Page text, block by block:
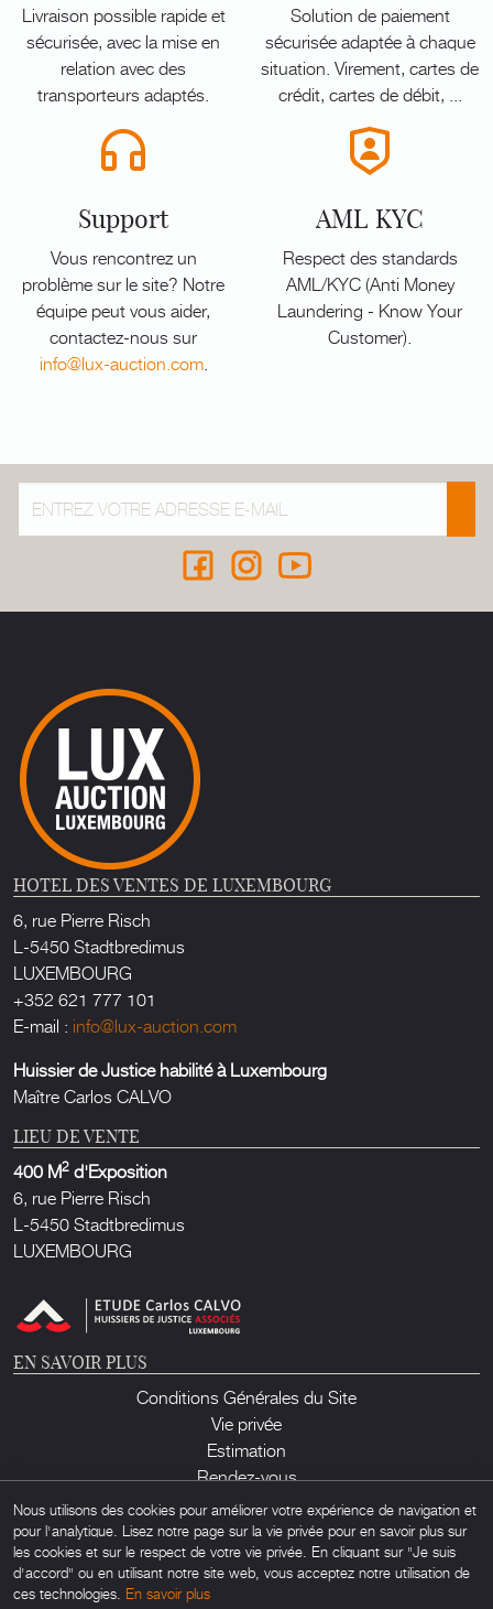
Livraison possible rapide et
sécurisée, avec la mise en
relation avec des
transporteurs adaptés.
Solution de paiement
sécurisée adaptée à chaque
situation. Virement, cartes de
crédit, cartes de débit, ...
Support
Vous rencontrez un
problème sur le site? Notre
équipe peut vous aider,
contactez-nous sur
info@lux-auction.com.
AML KYC
Respect des standards
AML/KYC (Anti Money
Laundering - Know Your
Customer).
HOTEL DES VENTES DE LUXEMBOURG
6, rue Pierre Risch
L-5450 Stadtbredimus
LUXEMBOURG
+352 621 777 101
E-mail : info@lux-auction.com
Huissier de Justice habilité à Luxembourg
Maître Carlos CALVO
LIEU DE VENTE
400 M2 d'Exposition
6, rue Pierre Risch
L-5450 Stadtbredimus
LUXEMBOURG
EN SAVOIR PLUS
Conditions Générales du Site
Vie privée
Estimation
Rendez-vous
Contact
Nous utilisons des cookies pour améliorer votre expérience de navigation et
pour l'analytique. Lisez notre page sur la vie privée pour en savoir plus sur
les cookies et sur le respect de votre vie privée. En cliquant sur "Je suis
d'accord" ou en utilisant notre site web, vous acceptez notre utilisation de
ces technologies. En savoir plus